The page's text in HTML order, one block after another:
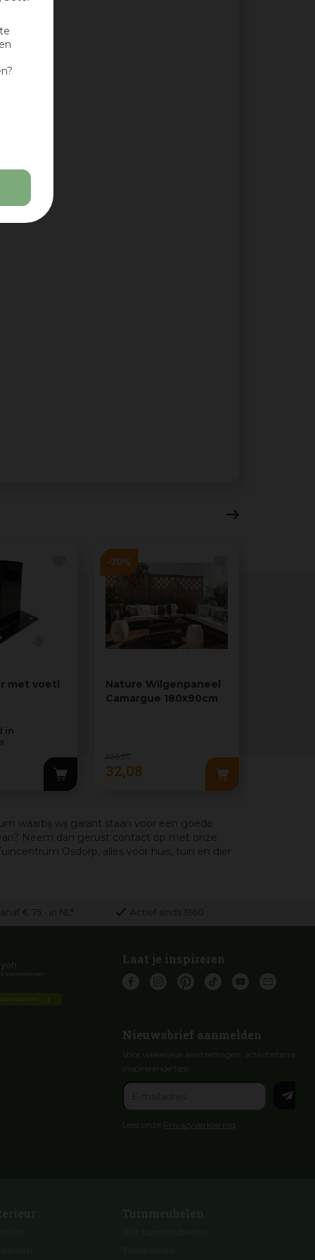
met voetl
in
Nature Wilgenpaneel
Camargue 180x90cm
106, 95
32,08
waarbij wij garant staan voor een goede
Neem dan gerust contact op met onze
Osdorp, alles voor huis, tuin en dier
€ 75,- in NL* Actief sinds 1960
Laat je inspireren
Nieuwsbrief aanmelden
Voor wekelijkse aanbiedingen, activiteiten en
inspirerende tips
Lees onze Privacyverklaring